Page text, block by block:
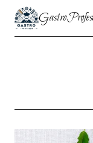
Přeskočit
obsah